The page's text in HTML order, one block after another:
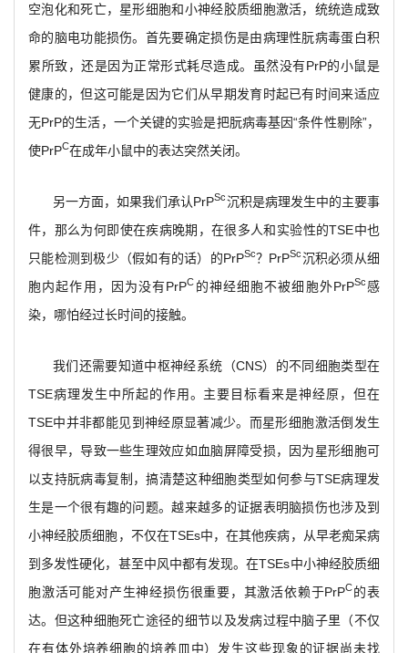
空泡化和死亡，星形细胞和小神经胶质细胞激活，统统造成致
命的脑电功能损伤。首先要确定损伤是由病理性朊病毒蛋白积
累所致，还是因为正常形式耗尽造成。虽然没有PrP的小鼠是
健康的，但这可能是因为它们从早期发育时起已有时间来适应
无PrP的生活，一个关键的实验是把朊病毒基因“条件性剔除”，
使PrPC在成年小鼠中的表达突然关闭。
另一方面，如果我们承认PrPSc沉积是病理发生中的主要事
件，那么为何即使在疾病晚期，在很多人和实验性的TSE中也
只能检测到极少（假如有的话）的PrPSc？PrPSc沉积必须从细
胞内起作用，因为没有PrPC 的神经细胞不被细胞外PrPSc感
染，哪怕经过长时间的接触。
我们还需要知道中枢神经系统（CNS）的不同细胞类型在
TSE病理发生中所起的作用。主要目标看来是神经原，但在
TSE中并非都能见到神经原显著减少。而星形细胞激活倒发生
得很早，导致一些生理效应如血脑屏障受损，因为星形细胞可
以支持朊病毒复制，搞清楚这种细胞类型如何参与TSE病理发
生是一个很有趣的问题。越来越多的证据表明脑损伤也涉及到
小神经胶质细胞，不仅在TSEs中，在其他疾病，从早老痴呆病
到多发性硬化，甚至中风中都有发现。在TSEs中小神经胶质细
胞激活可能对产生神经损伤很重要，其激活依赖于PrPC的表
达。但这种细胞死亡途径的细节以及发病过程中脑子里（不仅
在有体外培养细胞的培养皿中）发生这些现象的证据尚未找